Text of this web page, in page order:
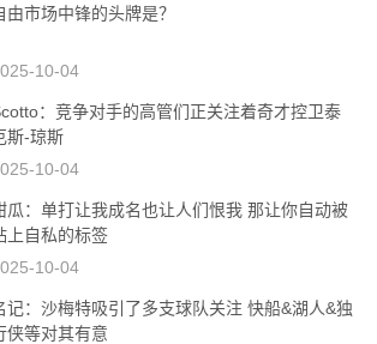
由市场中锋的头牌是？
10-04
：竞争对手的高管们正关注着奇才控卫泰
斯-琼斯
10-04
瓜：单打让我成名也让人们恨我 那让你自动被
上自私的标签
10-04
记：沙梅特吸引了多支球队关注 快船&湖人&独
侠等对其有意